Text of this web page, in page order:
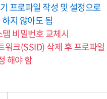
프로파일 작성 및 설정으로
지 않아도 됨
비밀번호 교체시
크(SSID) 삭제 후 프로파일
해야 함